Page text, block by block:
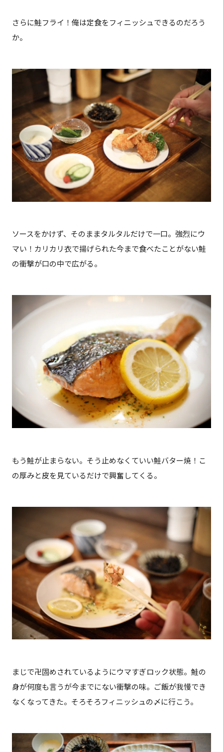
さらに鮭フライ！俺は定食をフィニッシュできるのだろう
か。
ソースをかけず、そのままタルタルだけで一口。強烈にウ
マい！カリカリ衣で揚げられた今まで食べたことがない鮭
の衝撃が口の中で広がる。
もう鮭が止まらない。そう止めなくていい鮭バター焼！こ
の厚みと皮を見ているだけで興奮してくる。
まじで卍固めされているようにウマすぎロック状態。鮭の
身が何度も言うが今までにない衝撃の味。ご飯が我慢でき
なくなってきた。そろそろフィニッシュの〆に行こう。